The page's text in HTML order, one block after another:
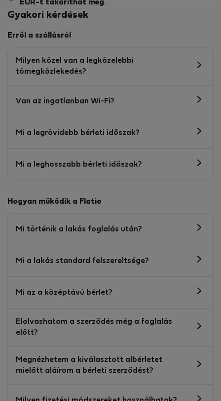
EUR-t takaríthat meg.
Gyakori kérdések
Erről a szállásról
Milyen közel van a legközelebbi
tömegközlekedés?
Van az ingatlanban Wi-Fi?
Mi a legrövidebb bérleti időszak?
Mi a leghosszabb bérleti időszak?
Hogyan működik a Flatio
Mi történik a lakás foglalás után?
Mi a lakás standard felszereltsége?
Mi az a középtávú bérlet?
Elolvashatom a szerződés még a foglalás
előtt?
Megnézhetem a kiválasztott albérletet
mielőtt aláírom a bérleti szerződést?